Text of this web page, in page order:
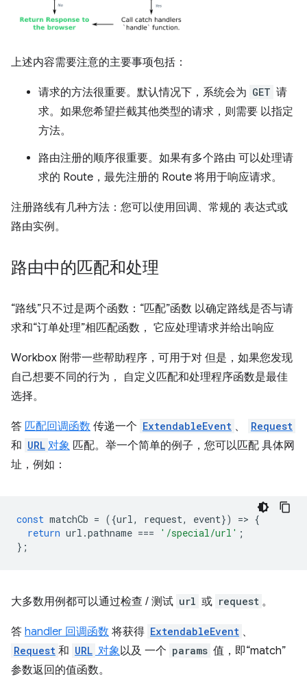
上述内容需要注意的主要事项包括：
请求的方法很重要。默认情况下，系统会为 GET 请
求。如果您希望拦截其他类型的请求，则需要 以指定
方法。
路由注册的顺序很重要。如果有多个路由 可以处理请
求的 Route，最先注册的 Route 将用于响应请求。
注册路线有几种方法：您可以使用回调、常规的 表达式或
路由实例。
路由中的匹配和处理
“路线”只不过是两个函数：“匹配”函数 以确定路线是否与请
求和“订单处理”相匹配函数， 它应处理请求并给出响应
Workbox 附带一些帮助程序，可用于对 但是，如果您发现
自己想要不同的行为， 自定义匹配和处理程序函数是最佳
选择。
答 匹配回调函数 传递一个 ExtendableEvent 、 Request
和 URL 对象 匹配。举一个简单的例子，您可以匹配 具体网
址，例如：
const matchCb = ({url, request, event}) => {
return url .pathname === '/special/url' ;
};
大多数用例都可以通过检查 / 测试 url 或 request 。
答 handler 回调函数 将获得 ExtendableEvent 、
Request 和 URL 对象以及 一个 params 值，即“match”
参数返回的值函数。